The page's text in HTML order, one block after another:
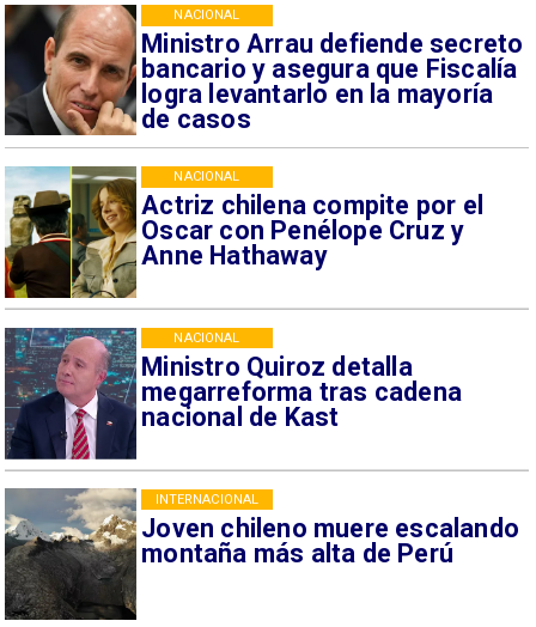
Ministro Arrau defiende secreto
bancario y asegura que Fiscalía
logra levantarlo en la mayoría
de casos
NACIONAL
Actriz chilena compite por el
Oscar con Penélope Cruz y
Anne Hathaway
NACIONAL
Ministro Quiroz detalla
megarreforma tras cadena
nacional de Kast
NACIONAL
Joven chileno muere escalando
montaña más alta de Perú
INTERNACIONAL